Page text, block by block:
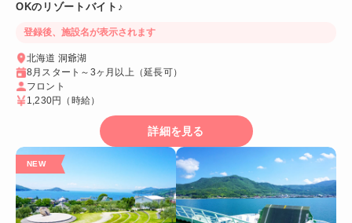
OKのリゾートバイト♪
登録後、施設名が表示されます
北海道 洞爺湖
8月スタート～3ヶ月以上（延長可）
フロント
1,230円
（時給）
詳細を見る